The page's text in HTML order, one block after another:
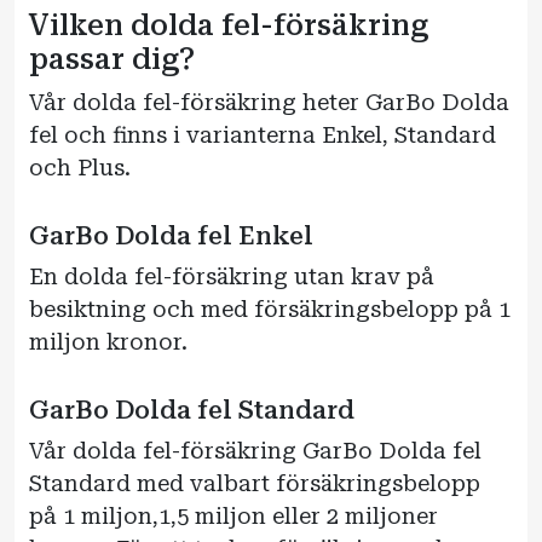
Vilken dolda fel-försäkring
passar dig?
Vår dolda fel-försäkring heter GarBo Dolda
fel och finns i varianterna Enkel, Standard
och Plus.
GarBo Dolda fel Enkel
En dolda fel-försäkring utan krav på
besiktning och med försäkringsbelopp på 1
miljon kronor.
GarBo Dolda fel Standard
Vår dolda fel-försäkring GarBo Dolda fel
Standard med valbart försäkringsbelopp
på 1 miljon,1,5 miljon eller 2 miljoner